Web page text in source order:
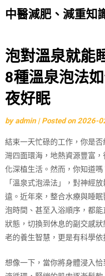
中醫減肥、減重知
Skip
to
content
泡對溫泉就能
8種溫泉泡法
夜好眠
byadmin | Posted on2026-
結束一天忙碌的工作，你是
灣四面環海，地熱資源豐富
化深植生活。然而，你知道
「溫泉式泡澡法」，對神經
遠。近年來，整合水療與睡
泡時間、甚至入浴順序，都
狀態，切換到休息的副交感
老的養生智慧，更是有科學依
想像一下，當你將身體浸入